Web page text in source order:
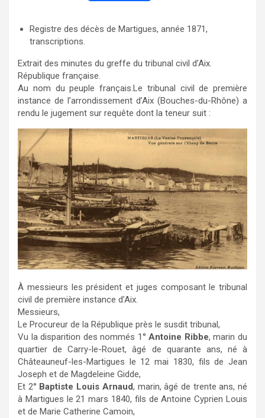
c
e
b
o
k
t
t
e
a
i
l
Registre des décès de Martigues, année 1871,
transcriptions.
Extrait des minutes du greffe du tribunal civil d’Aix.
République française.
Au nom du peuple français.Le tribunal civil de première
instance de l’arrondissement d’Aix (Bouches-du-Rhône) a
rendu le jugement sur requête dont la teneur suit :
À messieurs les président et juges composant le tribunal
civil de première instance d’Aix.
Messieurs,
Le Procureur de la République près le susdit tribunal,
Vu la disparition des nommés 1°Antoine Ribbe, marin du
quartier de Carry-le-Rouet, âgé de quarante ans, né à
Châteauneuf-les-Martigues le 12 mai 1830, fils de Jean
Joseph et de Magdeleine Gidde,
Et 2° Baptiste Louis Arnaud, marin, âgé de trente ans, né
à Martigues le 21 mars 1840, fils de Antoine Cyprien Louis
et de Marie Catherine Camoin,